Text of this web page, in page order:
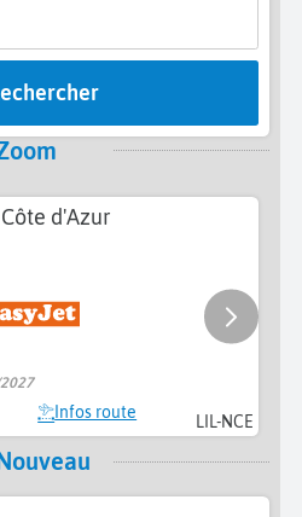
LIL-NCE
d'Azur
Infos route